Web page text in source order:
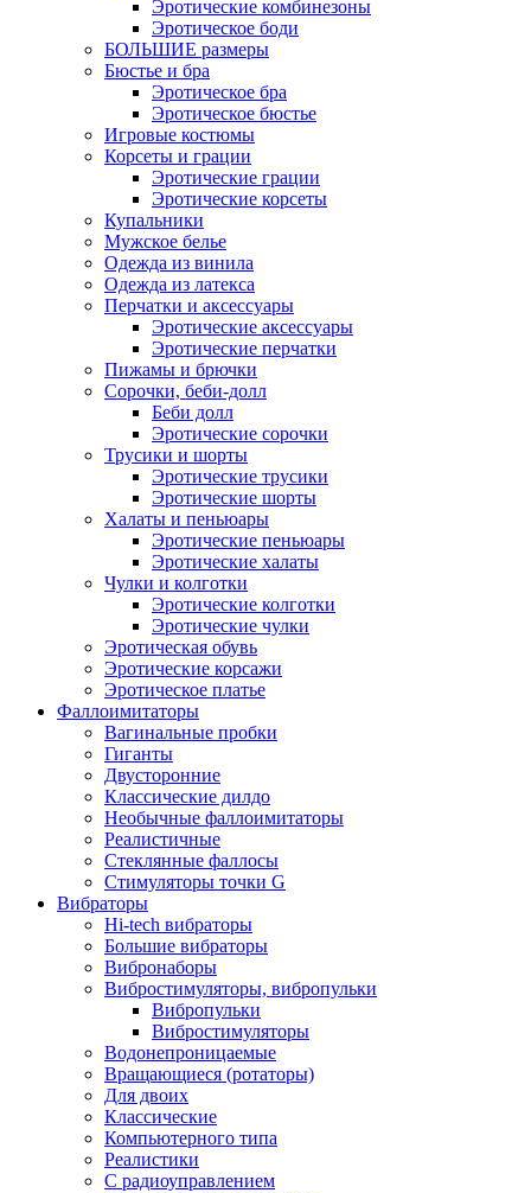
Эротические комбинезоны
Эротическое боди
БОЛЬШИЕ размеры
Бюстье и бра
Эротическое бра
Эротическое бюстье
Игровые костюмы
Корсеты и грации
Эротические грации
Эротические корсеты
Купальники
Мужское белье
Одежда из винила
Одежда из латекса
Перчатки и аксессуары
Эротические аксессуары
Эротические перчатки
Пижамы и брючки
Сорочки, беби-долл
Беби долл
Эротические сорочки
Трусики и шорты
Эротические трусики
Эротические шорты
Халаты и пеньюары
Эротические пеньюары
Эротические халаты
Чулки и колготки
Эротические колготки
Эротические чулки
Эротическая обувь
Эротические корсажи
Эротическое платье
Фаллоимитаторы
Вагинальные пробки
Гиганты
Двусторонние
Классические дилдо
Необычные фаллоимитаторы
Реалистичные
Стеклянные фаллосы
Стимуляторы точки G
Вибраторы
Hi-tech вибраторы
Большие вибраторы
Вибронаборы
Вибростимуляторы, вибропульки
Вибропульки
Вибростимуляторы
Водонепроницаемые
Вращающиеся (ротаторы)
Для двоих
Классические
Компьютерного типа
Реалистики
С радиоуправлением